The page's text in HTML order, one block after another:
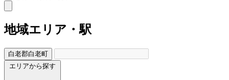
地域エリア・駅
白老郡白老町
エリアから探す